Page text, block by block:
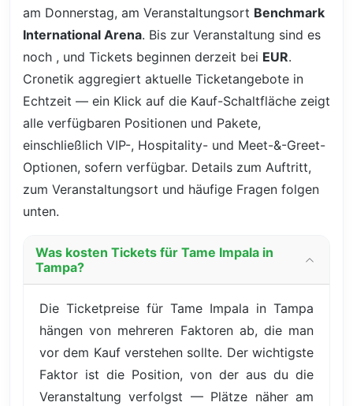
am Donnerstag, am Veranstaltungsort Benchmark
International Arena. Bis zur Veranstaltung sind es
noch , und Tickets beginnen derzeit bei EUR.
Cronetik aggregiert aktuelle Ticketangebote in
Echtzeit — ein Klick auf die Kauf-Schaltfläche zeigt
alle verfügbaren Positionen und Pakete,
einschließlich VIP-, Hospitality- und Meet-&-Greet-
Optionen, sofern verfügbar. Details zum Auftritt,
zum Veranstaltungsort und häufige Fragen folgen
unten.
Was kosten Tickets für Tame Impala in
Tampa?
Die Ticketpreise für Tame Impala in Tampa
hängen von mehreren Faktoren ab, die man
vor dem Kauf verstehen sollte. Der wichtigste
Faktor ist die Position, von der aus du die
Veranstaltung verfolgst — Plätze näher am